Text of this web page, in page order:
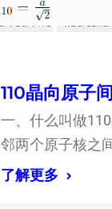
110晶向原子
一、什么叫做
邻两个原子核之
了解更多